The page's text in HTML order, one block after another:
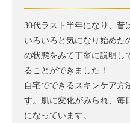
30代ラスト半年になり、昔
いろいろと気になり始めた
の状態をみて丁寧に説明し
ることができました！
自宅でできるスキンケア方
す。肌に変化がみられ、毎
になっています。